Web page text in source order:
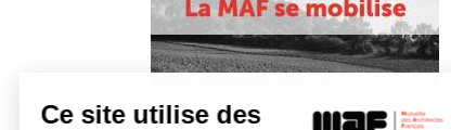
Ce site utilise des